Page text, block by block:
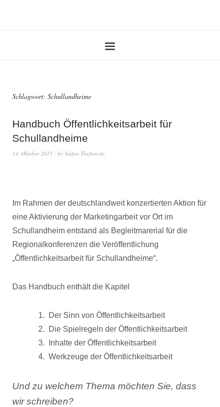
Schlagwort: Schullandheime
Handbuch Öffentlichkeitsarbeit für
Schullandheime
14. Oktober 2015 by Stefan Theßenvitz
Im Rahmen der deutschlandweit konzertierten Aktion für
eine Aktivierung der Marketingarbeit vor Ort im
Schullandheim entstand als Begleitmarerial für die
Regionalkonferenzen die Veröffentlichung
„Öffentlichkeitsarbeit für Schullandheime“.
Das Handbuch enthält die Kapitel
Der Sinn von Öffentlichkeitsarbeit
Die Spielregeln der Öffentlichkeitsarbeit
Inhalte der Öffentlichkeitsarbeit
Werkzeuge der Öffentlichkeitsarbeit
Und zu welchem Thema möchten Sie, dass
wir schreiben?